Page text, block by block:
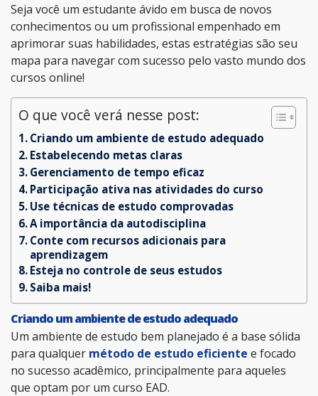
Seja você um estudante ávido em busca de novos
conhecimentos ou um profissional empenhado em
aprimorar suas habilidades, estas estratégias são seu
mapa para navegar com sucesso pelo vasto mundo dos
cursos online!
O que você verá nesse post:
Criando um ambiente de estudo adequado
Estabelecendo metas claras
Gerenciamento de tempo eficaz
Participação ativa nas atividades do curso
Use técnicas de estudo comprovadas
A importância da autodisciplina
Conte com recursos adicionais para
aprendizagem
Esteja no controle de seus estudos
Saiba mais!
Criando um ambiente de estudo adequado
Um ambiente de estudo bem planejado é a base sólida
para qualquer método de estudo eficiente e focado
no sucesso acadêmico, principalmente para aqueles
que optam por um curso EAD.